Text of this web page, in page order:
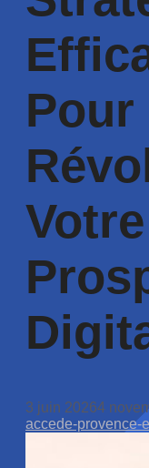
Pour
Votre
3 juin 20264
accede-provence-